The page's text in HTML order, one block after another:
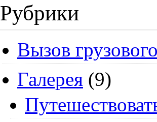
Рубрики
Вызов
Галерея (9)